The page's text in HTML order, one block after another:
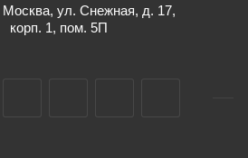
Москва, ул. Снежная, д. 17,
корп. 1, пом. 5П